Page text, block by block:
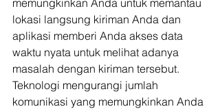
lokasi langsung kiriman Anda dan
aplikasi memberi Anda akses data
waktu nyata untuk melihat adanya
masalah dengan kiriman tersebut.
Teknologi mengurangi jumlah
komunikasi yang memungkinkan Anda